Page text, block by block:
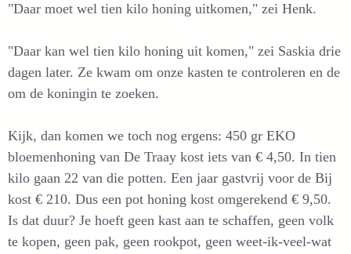
"Daar moet wel tien kilo honing uitkomen," zei Henk.
"Daar kan wel tien kilo honing uit komen," zei Saskia drie
dagen later. Ze kwam om onze kasten te controleren en de
om de koningin te zoeken.
Kijk, dan komen we toch nog ergens: 450 gr EKO
bloemenhoning van De Traay kost iets van € 4,50. In tien
kilo gaan 22 van die potten. Een jaar gastvrij voor de Bij
kost € 210. Dus een pot honing kost omgerekend € 9,50.
Is dat duur? Je hoeft geen kast aan te schaffen, geen volk
te kopen, geen pak, geen rookpot, geen weet-ik-veel-wat